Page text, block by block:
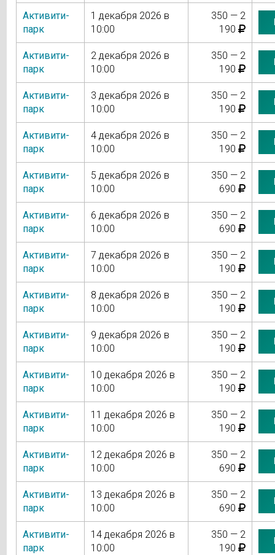
Активити-
парк
1 декабря 2026 в
10:00
350 — 2
190
Активити-
парк
2 декабря 2026 в
10:00
350 — 2
190
Активити-
парк
3 декабря 2026 в
10:00
350 — 2
190
Активити-
парк
4 декабря 2026 в
10:00
350 — 2
190
Активити-
парк
5 декабря 2026 в
10:00
350 — 2
690
Активити-
парк
6 декабря 2026 в
10:00
350 — 2
690
Активити-
парк
7 декабря 2026 в
10:00
350 — 2
190
Активити-
парк
8 декабря 2026 в
10:00
350 — 2
190
Активити-
парк
9 декабря 2026 в
10:00
350 — 2
190
Активити-
парк
10 декабря 2026 в
10:00
350 — 2
190
Активити-
парк
11 декабря 2026 в
10:00
350 — 2
190
Активити-
парк
12 декабря 2026 в
10:00
350 — 2
690
Активити-
парк
13 декабря 2026 в
10:00
350 — 2
690
Активити-
парк
14 декабря 2026 в
10:00
350 — 2
190